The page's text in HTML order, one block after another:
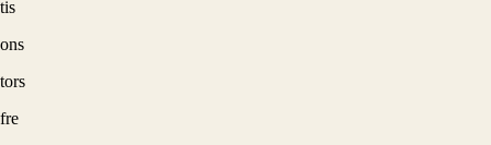
tis
ons
tors
fre